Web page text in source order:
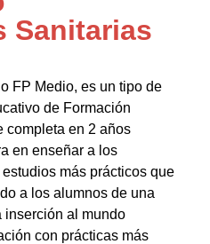
Sanitarias
FP Medio, es un tipo de
de Formación
completa en 2 años
en enseñar a los
más prácticos que
a los alumnos de una
inserción al mundo
con prácticas más